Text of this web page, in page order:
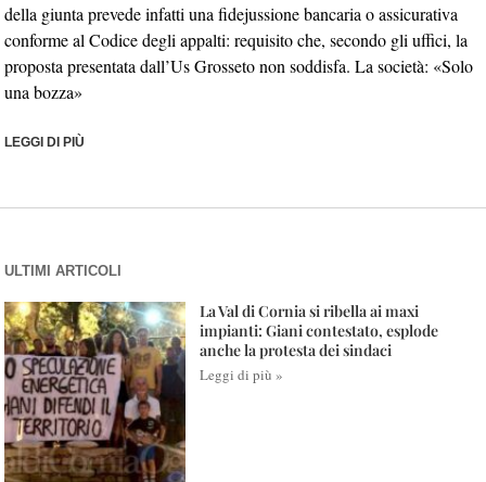
della giunta prevede infatti una fidejussione bancaria o assicurativa
conforme al Codice degli appalti: requisito che, secondo gli uffici, la
proposta presentata dall’Us Grosseto non soddisfa. La società: «Solo
una bozza»
LEGGI DI PIÙ
ULTIMI ARTICOLI
La Val di Cornia si ribella ai maxi
impianti: Giani contestato, esplode
anche la protesta dei sindaci
Leggi di più »